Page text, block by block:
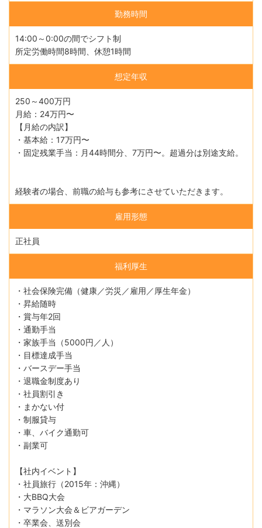
勤務時間
14:00～0:00の間でシフト制
所定労働時間8時間、休憩1時間
想定年収
250～400万円
月給：24万円〜
【月給の内訳】
・基本給：17万円〜
・固定残業手当：月44時間分、7万円〜。超過分は別途支給。
経験者の場合、前職の給与も参考にさせていただきます。
雇用形態
正社員
福利厚生
・社会保険完備（健康／労災／雇用／厚生年金）
・昇給随時
・賞与年2回
・通勤手当
・家族手当（5000円／人）
・目標達成手当
・バースデー手当
・退職金制度あり
・社員割引き
・まかない付
・制服貸与
・車、バイク通勤可
・副業可
【社内イベント】
・社員旅行（2015年：沖縄）
・大BBQ大会
・マラソン大会＆ビアガーデン
・卒業会、送別会